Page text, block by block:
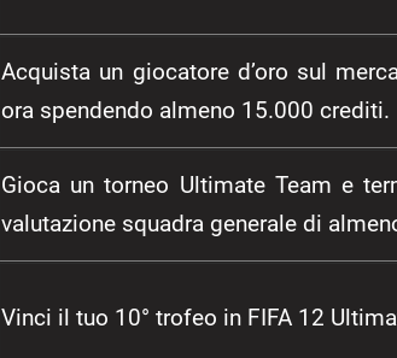
Acquista un giocatore d’oro sul
ora spendendo almeno 15.000 crediti.
Gioca un torneo Ultimate Team e
valutazione squadra generale di
Vinci il tuo 10° trofeo in FIFA 12